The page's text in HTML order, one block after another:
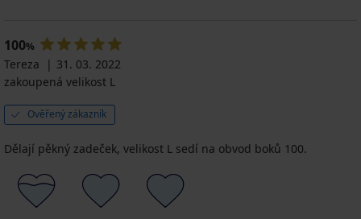
100%
Tereza
31. 03. 2022
zakoupená velikost L
Ověřený zákazník
Dělají pěkný zadeček, velikost L sedí na obvod boků 100.